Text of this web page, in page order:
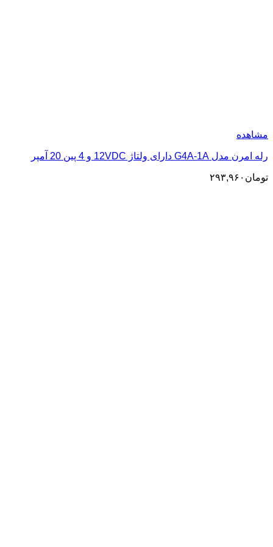
مشاهده
رله امرن مدل G4A-1A دارای ولتاژ 12VDC و 4 پین 20 آمپر
تومان ۲۹۳,۹۶۰